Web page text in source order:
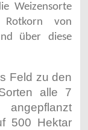
Weizensorte
von
über diese
Feld zu den
alle 7
500 Hektar